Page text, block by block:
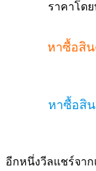
ราคาโด
หาซื้อสิน
หาซื้อสิน
อีกหนึ่งวีลแชร์จาก